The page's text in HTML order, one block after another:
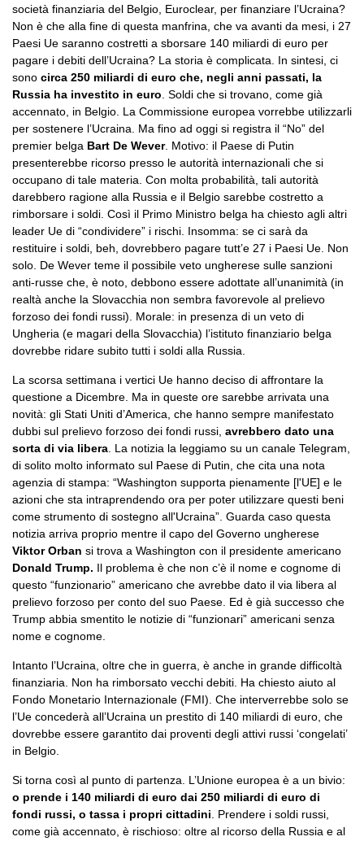
società finanziaria del Belgio, Euroclear, per finanziare l’Ucraina?
Non è che alla fine di questa manfrina, che va avanti da mesi, i 27
Paesi Ue saranno costretti a sborsare 140 miliardi di euro per
pagare i debiti dell’Ucraina? La storia è complicata. In sintesi, ci
sono circa 250 miliardi di euro che, negli anni passati, la
Russia ha investito in euro. Soldi che si trovano, come già
accennato, in Belgio. La Commissione europea vorrebbe utilizzarli
per sostenere l’Ucraina. Ma fino ad oggi si registra il “No” del
premier belga Bart De Wever. Motivo: il Paese di Putin
presenterebbe ricorso presso le autorità internazionali che si
occupano di tale materia. Con molta probabilità, tali autorità
darebbero ragione alla Russia e il Belgio sarebbe costretto a
rimborsare i soldi. Così il Primo Ministro belga ha chiesto agli altri
leader Ue di “condividere” i rischi. Insomma: se ci sarà da
restituire i soldi, beh, dovrebbero pagare tutt’e 27 i Paesi Ue. Non
solo. De Wever teme il possibile veto ungherese sulle sanzioni
anti-russe che, è noto, debbono essere adottate all’unanimità (in
realtà anche la Slovacchia non sembra favorevole al prelievo
forzoso dei fondi russi). Morale: in presenza di un veto di
Ungheria (e magari della Slovacchia) l’istituto finanziario belga
dovrebbe ridare subito tutti i soldi alla Russia.
La scorsa settimana i vertici Ue hanno deciso di affrontare la
questione a Dicembre. Ma in queste ore sarebbe arrivata una
novità: gli Stati Uniti d’America, che hanno sempre manifestato
dubbi sul prelievo forzoso dei fondi russi, avrebbero dato una
sorta di via libera. La notizia la leggiamo su un canale Telegram,
di solito molto informato sul Paese di Putin, che cita una nota
agenzia di stampa: “Washington supporta pienamente [l'UE] e le
azioni che sta intraprendendo ora per poter utilizzare questi beni
come strumento di sostegno all'Ucraina”. Guarda caso questa
notizia arriva proprio mentre il capo del Governo ungherese
Viktor Orban si trova a Washington con il presidente americano
Donald Trump. Il problema è che non c’è il nome e cognome di
questo “funzionario” americano che avrebbe dato il via libera al
prelievo forzoso per conto del suo Paese. Ed è già successo che
Trump abbia smentito le notizie di “funzionari” americani senza
nome e cognome.
Intanto l’Ucraina, oltre che in guerra, è anche in grande difficoltà
finanziaria. Non ha rimborsato vecchi debiti. Ha chiesto aiuto al
Fondo Monetario Internazionale (FMI). Che interverrebbe solo se
l’Ue concederà all’Ucraina un prestito di 140 miliardi di euro, che
dovrebbe essere garantito dai proventi degli attivi russi ‘congelati’
in Belgio.
Si torna così al punto di partenza. L’Unione europea è a un bivio:
o prende i 140 miliardi di euro dai 250 miliardi di euro di
fondi russi, o tassa i propri cittadini. Prendere i soldi russi,
come già accennato, è rischioso: oltre al ricorso della Russia e al